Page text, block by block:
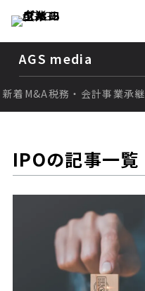
AGS media
新着
税務・会計
新着 M&A税務・会計事業承継
IPOの記事一覧